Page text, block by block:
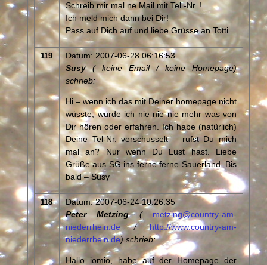
Schreib mir mal ne Mail mit Tel.-Nr. !
Ich meld mich dann bei Dir!
Pass auf Dich auf und liebe Grüsse an Totti
119
Datum: 2007-06-28 06:16:53
Susy( keine Email / keine Homepage)
schrieb:
Hi – wenn ich das mit Deiner homepage nicht
wüsste, würde ich nie nie nie mehr was von
Dir hören oder erfahren. Ich habe (natürlich)
Deine Tel-Nr. verschusselt – rufst Du mich
mal an? Nur wenn Du Lust hast. Liebe
Grüße aus SG ins ferne ferne Sauerland. Bis
bald – Susy
118
Datum: 2007-06-24 10:26:35
Peter Metzing(metzing@country-am-
niederrhein.de/http://www.country-am-
niederrhein.de) schrieb:
Hallo iomio, habe auf der Homepage der